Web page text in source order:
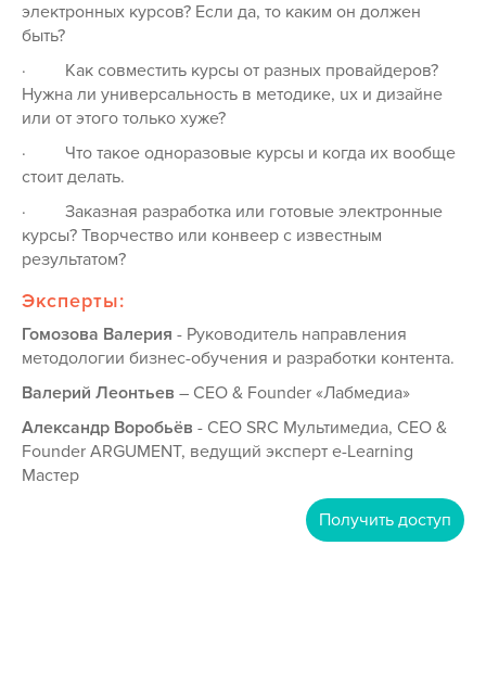
электронных курсов? Если да, то каким он должен
быть?
· Как совместить курсы от разных провайдеров?
Нужна ли универсальность в методике, ux и дизайне
или от этого только хуже?
· Что такое одноразовые курсы и когда их вообще
стоит делать.
· Заказная разработка или готовые электронные
курсы? Творчество или конвеер с известным
результатом?
Эксперты:
Гомозова Валерия - Руководитель направления
методологии бизнес-обучения и разработки контента.
Валерий Леонтьев – CEO & Founder «Лабмедиа»
Александр Воробьёв - CEO SRC Мультимедиа, CEO &
Founder ARGUMENT, ведущий эксперт e-Learning
Мастер
Получить доступ